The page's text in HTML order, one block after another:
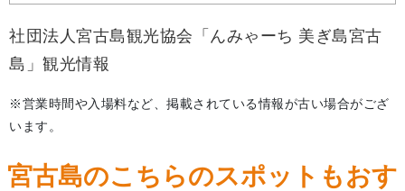
社団法人宮古島観光協会「んみゃーち 美ぎ島宮古
島」観光情報
※営業時間や入場料など、掲載されている情報が古い場合がござ
います。
宮古島のこちらのスポットもおす